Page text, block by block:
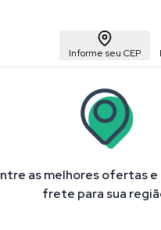
Informe seu CEP
as melhores ofertas e
frete para sua
Blog Cricut